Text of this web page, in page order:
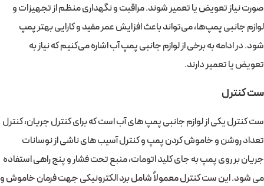
صورت نیاز تعویض یا تعمیر شوند. مراقبت و نگهداری منظم از تجهیزات و
لوازم جانبی پمپ‌ها، می‌تواند باعث افزایش عمر مفید و کارایی بهتر پمپ
شود. در ادامه به برخی از لوازم جانبی پمپ‌ آب اشاره می‌کنیم که نیاز به
تعویض یا تعمیر دارند.
ست کنترل
ست کنترل یکی از لوازم جانبی پمپ‌ های آب است که برای کنترل جریان، کنترل
تعداد روشن و خاموش کردن پمپ و کنترل آسیب های ناشی از نوسانات
جریان بر روی پمپ به جای کلید اتومات، منبع تحت فشار و پنج راهی استفاده
می شود. این ست کنترل معمولاً شامل برد الکترونیکی جهت فرمان خاموش و